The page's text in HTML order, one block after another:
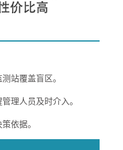
站覆盖盲区。
理人员及时介入。
依据。